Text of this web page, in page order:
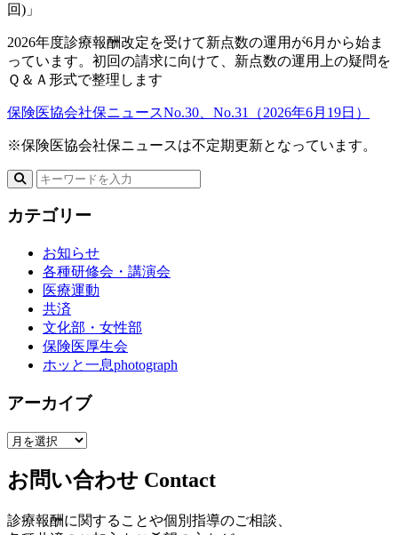
回)」
2026年度診療報酬改定を受けて新点数の運用が6月から始ま
っています。初回の請求に向けて、新点数の運用上の疑問を
Ｑ＆Ａ形式で整理します
保険医協会社保ニュースNo.30、No.31（2026年6月19日）
※保険医協会社保ニュースは不定期更新となっています。
カテゴリー
お知らせ
各種研修会・講演会
医療運動
共済
文化部・女性部
保険医厚生会
ホッと一息photograph
アーカイブ
お問い合わせ Contact
診療報酬に関することや個別指導のご相談、